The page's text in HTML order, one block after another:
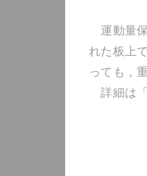
運動量
れた板上
っても，
詳細は「